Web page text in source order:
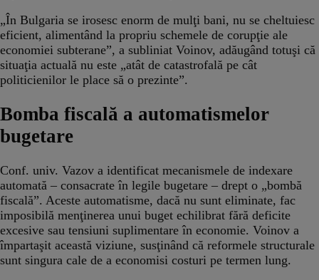
„În Bulgaria se irosesc enorm de mulţi bani, nu se cheltuiesc
eficient, alimentând la propriu schemele de corupţie ale
economiei subterane”, a subliniat Voinov, adăugând totuşi că
situaţia actuală nu este „atât de catastrofală pe cât
politicienilor le place să o prezinte”.
Bomba fiscală a automatismelor
bugetare
Conf. univ. Vazov a identificat mecanismele de indexare
automată – consacrate în legile bugetare – drept o „bombă
fiscală”. Aceste automatisme, dacă nu sunt eliminate, fac
imposibilă menţinerea unui buget echilibrat fără deficite
excesive sau tensiuni suplimentare în economie. Voinov a
împartaşit această viziune, susţinând că reformele structurale
sunt singura cale de a economisi costuri pe termen lung.